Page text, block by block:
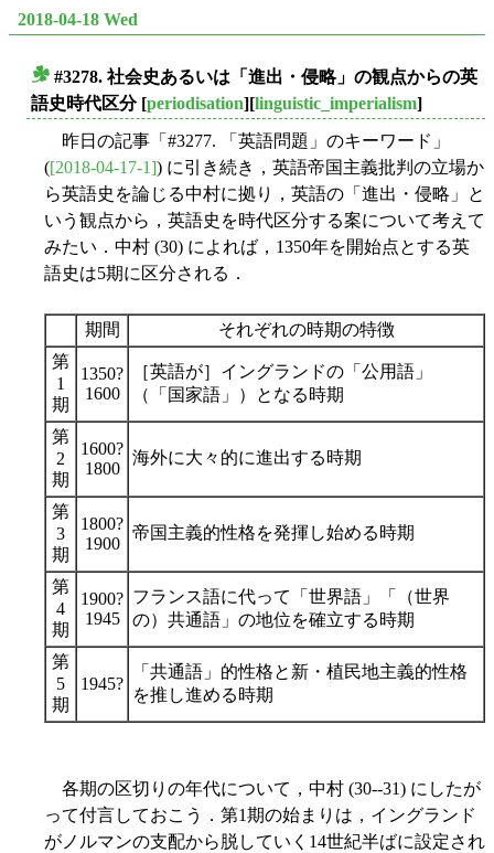
2018-04-18 Wed
#3278. 社会史あるいは「進出・侵略」の観点からの英
語史時代区分[periodisation][linguistic_imperialism]
昨日の記事「#3277. 「英語問題」のキーワード」
([2018-04-17-1]) に引き続き，英語帝国主義批判の立場か
ら英語史を論じる中村に拠り，英語の「進出・侵略」と
いう観点から，英語史を時代区分する案について考えて
みたい．中村 (30) によれば，1350年を開始点とする英
語史は5期に区分される．
期間
それぞれの時期の特徴
第
1
期
1350?
1600
［英語が］イングランドの「公用語」
（「国家語」）となる時期
第
2
期
1600?
1800
海外に大々的に進出する時期
第
3
期
1800?
1900
帝国主義的性格を発揮し始める時期
第
4
期
1900?
1945
フランス語に代って「世界語」「（世界
の）共通語」の地位を確立する時期
第
5
期
1945?
「共通語」的性格と新・植民地主義的性格
を推し進める時期
各期の区切りの年代について，中村 (30--31) にしたが
って付言しておこう．第1期の始まりは，イングランド
がノルマンの支配から脱していく14世紀半ばに設定され